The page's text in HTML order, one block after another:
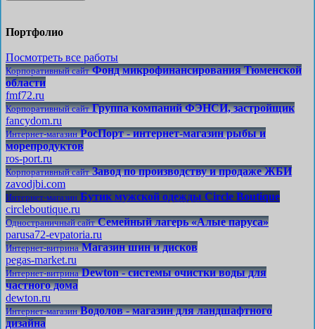
Портфолио
Посмотреть все работы
Корпоративный сайт Фонд микрофинансирования Тюменской
области
fmf72.ru
Корпоративный сайт Группа компаний ФЭНСИ, застройщик
fancydom.ru
Интернет-магазин РосПорт - интернет-магазин рыбы и
морепродуктов
ros-port.ru
Корпоративный сайт Завод по производству и продаже ЖБИ
zavodjbi.com
Интернет-магазин Бутик мужской одежды Circle Boutique
circleboutique.ru
Одностраничный сайт Семейный лагерь «Алые паруса»
parusa72-evpatoria.ru
Интернет-витрина Магазин шин и дисков
pegas-market.ru
Интернет-витрина Dewton - системы очистки воды для
частного дома
dewton.ru
Интернет-магазин Водолов - магазин для ландшафтного
дизайна